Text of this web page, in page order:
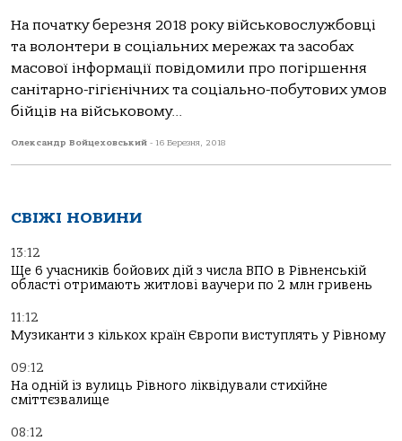
На початку березня 2018 року військовослужбовці
та волонтери в соціальних мережах та засобах
масової інформації повідомили про погіршення
санітарно-гігієнічних та соціально-побутових умов
бійців на військовому...
Олександр Войцеховський - 16 Березня, 2018
СВІЖІ НОВИНИ
13:12
Ще 6 учасників бойових дій з числа ВПО в Рівненській
області отримають житлові ваучери по 2 млн гривень
11:12
Музиканти з кількох країн Європи виступлять у Рівному
09:12
На одній із вулиць Рівного ліквідували стихійне
сміттєзвалище
08:12